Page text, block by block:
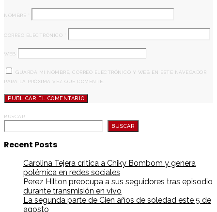
NOMBRE *
CORREO ELECTRÓNICO *
WEB
GUARDA MI NOMBRE, CORREO ELECTRÓNICO Y WEB EN ESTE NAVEGADOR
PARA LA PRÓXIMA VEZ QUE COMENTE.
BUSCAR
BUSCAR
Recent Posts
Carolina Tejera critica a Chiky Bombom y genera
polémica en redes sociales
Perez Hilton preocupa a sus seguidores tras episodio
durante transmisión en vivo
La segunda parte de Cien años de soledad este 5 de
agosto